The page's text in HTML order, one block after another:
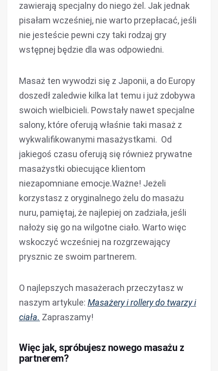
zawierają specjalny do niego żel. Jak jednak
pisałam wcześniej, nie warto przepłacać, jeśli
nie jesteście pewni czy taki rodzaj gry
wstępnej będzie dla was odpowiedni.
Masaż ten wywodzi się z Japonii, a do Europy
doszedł zaledwie kilka lat temu i już zdobywa
swoich wielbicieli. Powstały nawet specjalne
salony, które oferują właśnie taki masaż z
wykwalifikowanymi masażystkami. Od
jakiegoś czasu oferują się również prywatne
masażystki obiecujące klientom
niezapomniane emocje.Ważne! Jeżeli
korzystasz z oryginalnego żelu do masażu
nuru, pamiętaj, że najlepiej on zadziała, jeśli
nałoży się go na wilgotne ciało. Warto więc
wskoczyć wcześniej na rozgrzewający
prysznic ze swoim partnerem.
O najlepszych masażerach przeczytasz w
naszym artykule: Masażery i rollery do twarzy i
ciała. Zapraszamy!
Więc jak, spróbujesz nowego masażu z
partnerem?